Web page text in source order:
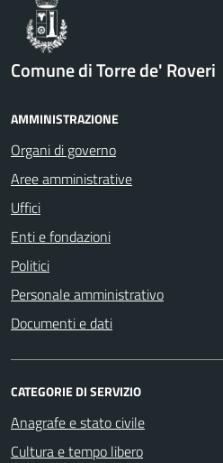
Comune di Torre de' Roveri
AMMINISTRAZIONE
Organi di governo
Aree amministrative
Uffici
Enti e fondazioni
Politici
Personale amministrativo
Documenti e dati
CATEGORIE DI SERVIZIO
Anagrafe e stato civile
Cultura e tempo libero